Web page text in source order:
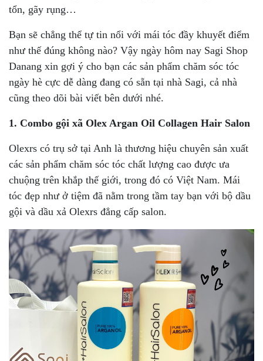
tổn, gãy rụng…
Bạn sẽ chẳng thể tự tin nổi với mái tóc đầy khuyết điểm
như thế đúng không nào? Vậy ngày hôm nay Sagi Shop
Danang xin gợi ý cho bạn các sản phẩm chăm sóc tóc
ngày hè cực dễ dàng đang có sẵn tại nhà Sagi, cả nhà
cũng theo dõi bài viết bên dưới nhé.
1. Combo gội xã Olex Argan Oil Collagen Hair Salon
Olexrs có trụ sở tại Anh là thương hiệu chuyên sản xuất
các sản phẩm chăm sóc tóc chất lượng cao được ưa
chuộng trên khắp thế giới, trong đó có Việt Nam. Mái
tóc đẹp như ở tiệm đã nằm trong tầm tay bạn với bộ dầu
gội và dầu xả Olexrs đẳng cấp salon.